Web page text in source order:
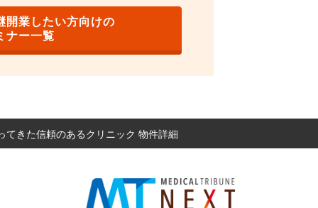
開業したい方向けの
ナー一覧
きた信頼のあるクリニック 物件詳細